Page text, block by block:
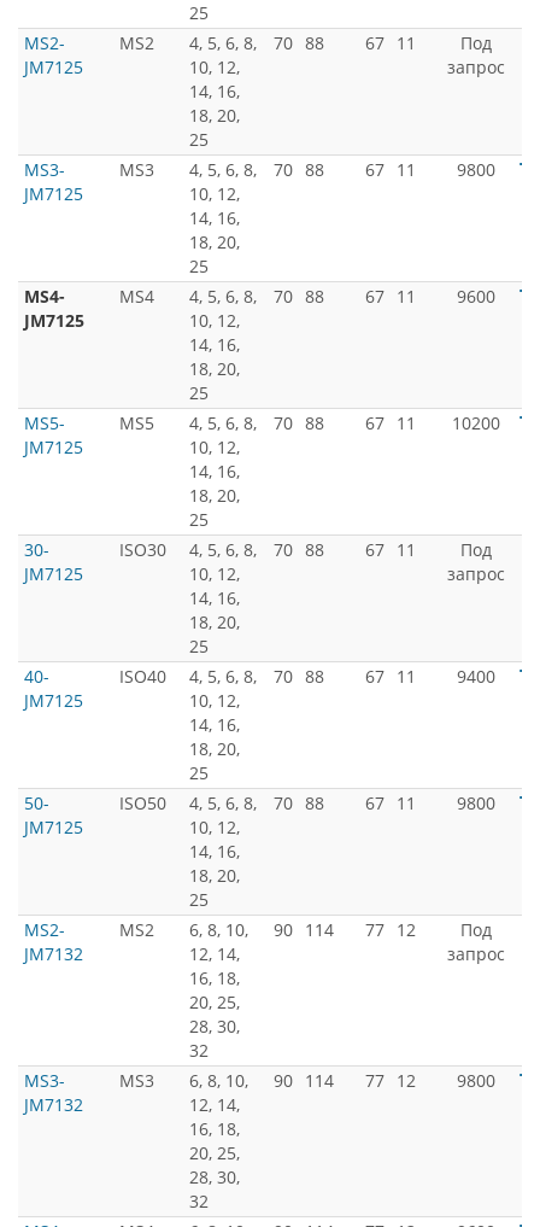
25
MS2-
JM7125
MS2
4, 5, 6, 8,
10, 12,
14, 16,
18, 20,
25
70 88 67 11
Под
запрос
MS3-
JM7125
MS3
4, 5, 6, 8,
10, 12,
14, 16,
18, 20,
25
70 88 67 11 9800
MS4-
JM7125
MS4
4, 5, 6, 8,
10, 12,
14, 16,
18, 20,
25
70 88 67 11 9600
MS5-
JM7125
MS5
4, 5, 6, 8,
10, 12,
14, 16,
18, 20,
25
70 88 67 11 10200
30-
JM7125
ISO30
4, 5, 6, 8,
10, 12,
14, 16,
18, 20,
25
70 88 67 11
Под
запрос
40-
JM7125
ISO40
4, 5, 6, 8,
10, 12,
14, 16,
18, 20,
25
70 88 67 11 9400
50-
JM7125
ISO50
4, 5, 6, 8,
10, 12,
14, 16,
18, 20,
25
70 88 67 11 9800
MS2-
JM7132
MS2
6, 8, 10,
12, 14,
16, 18,
20, 25,
28, 30,
32
90 114 77 12
Под
запрос
MS3-
JM7132
MS3
6, 8, 10,
12, 14,
16, 18,
20, 25,
28, 30,
32
90 114 77 12 9800